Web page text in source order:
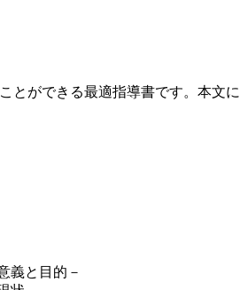
ができる最適指導書です。本
義と目的－